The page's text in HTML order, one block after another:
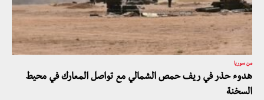
من سوريا
هدوء حذر في ريف حمص الشمالي مع تواصل المعارك في محيط
السخنة